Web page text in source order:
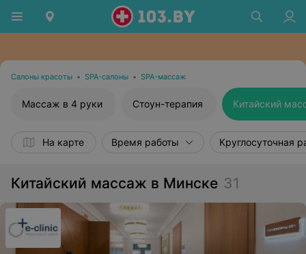
Салоны красоты • SPA-салоны • SPA-массаж
Массаж в 4 руки Стоун-терапия Китайский
На карте Время работы Круглосуточная
Китайский массаж в Минске 31